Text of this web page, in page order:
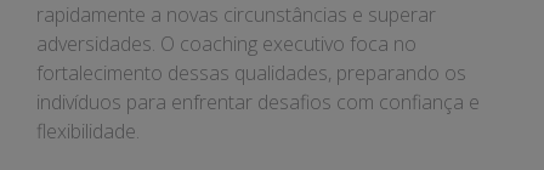
rapidamente a novas circunstâncias e superar
adversidades. O coaching executivo foca no
fortalecimento dessas qualidades, preparando os
indivíduos para enfrentar desafios com confiança e
flexibilidade.